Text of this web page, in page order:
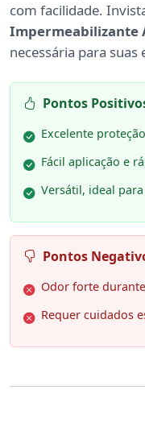
com facilidade.
Impermeabilizante
necessária para suas
Pontos
Excelente
Fácil aplicação e
Versátil, ideal
Pontos
Odor forte
Requer cuidados